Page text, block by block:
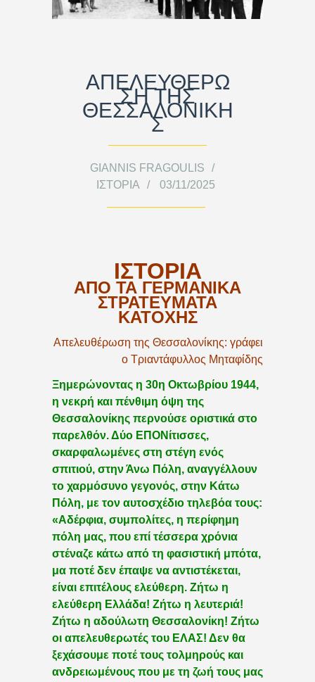
ΑΠΕΛΕΥΘΕΡΩ
ΣΗ ΤΗΣ
ΘΕΣΣΑΛΟΝΙΚΗ
Σ
GIANNIS FRAGOULIS
ΙΣΤΟΡΊΑ
03/11/2025
ΙΣΤΟΡΙΑ
ΑΠΟ ΤΑ ΓΕΡΜΑΝΙΚΑ
ΣΤΡΑΤΕΥΜΑΤΑ
ΚΑΤΟΧΗΣ
Απελευθέρωση της Θεσσαλονίκης: γράφει
ο Τριαντάφυλλος Μηταφίδης
Ξημερώνοντας η 30η Οκτωβρίου 1944,
η νεκρή και πένθιμη όψη της
Θεσσαλονίκης περνούσε οριστικά στο
παρελθόν. Δύο ΕΠΟΝίτισσες,
σκαρφαλωμένες στη στέγη ενός
σπιτιού, στην Άνω Πόλη, αναγγέλλουν
το χαρμόσυνο γεγονός, στην Κάτω
Πόλη, με τον αυτοσχέδιο τηλεβόα τους:
«Αδέρφια, συμπολίτες, η περίφημη
πόλη μας, που επί τέσσερα χρόνια
στέναζε κάτω από τη φασιστική μπότα,
μα ποτέ δεν έπαψε να αντιστέκεται,
είναι επιτέλους ελεύθερη. Ζήτω η
ελεύθερη Ελλάδα! Ζήτω η λευτεριά!
Ζήτω η αδούλωτη Θεσσαλονίκη! Ζήτω
οι απελευθερωτές του ΕΛΑΣ! Δεν θα
ξεχάσουμε ποτέ τους τολμηρούς και
ανδρειωμένους που με τη ζωή τους μας